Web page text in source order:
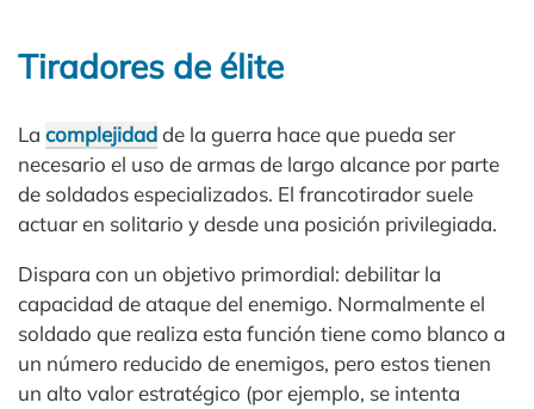
Tiradores de élite
La complejidadde la guerra hace que pueda ser
necesario el uso de armas de largo alcance por parte
de soldados especializados. El francotirador suele
actuar en solitario y desde una posición privilegiada.
Dispara con un objetivo primordial: debilitar la
capacidad de ataque del enemigo. Normalmente el
soldado que realiza esta función tiene como blanco a
un número reducido de enemigos, pero estos tienen
un alto valor estratégico (por ejemplo, se intenta